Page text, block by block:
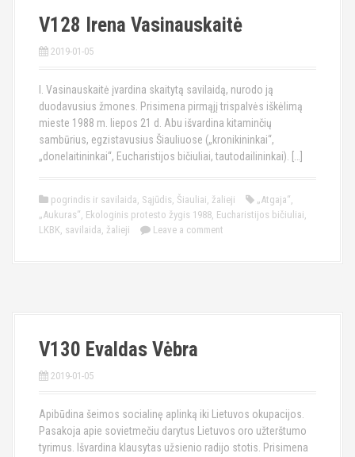
V128 Irena Vasinauskaitė
2019-01-05
I. Vasinauskaitė įvardina skaitytą savilaidą, nurodo ją
duodavusius žmones. Prisimena pirmąjį trispalvės iškėlimą
mieste 1988 m. liepos 21 d. Abu išvardina kitaminčių
sambūrius, egzistavusius Šiauliuose („kronikininkai“,
„donelaitininkai“, Eucharistijos bičiuliai, tautodailininkai). […]
pogrindis ir savilaida, Sąjūdis, Šiauliai, žalieji „Atgaja“,
„Aukuras“, Ekologinis protesto žygis 1988, Eucharistijos bičiuliai,
LKBK, savilaida, žalieji Leave a comment
V130 Evaldas Vėbra
2019-01-05
Apibūdina šeimos socialinę aplinką iki Lietuvos okupacijos.
Pasakoja apie sovietmečiu darytus Lietuvos oro užterštumo
tyrimus. Išvardina klausytas užsienio radijo stotis. Prisimena